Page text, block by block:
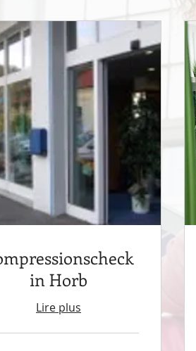
in Horb
Lire plus